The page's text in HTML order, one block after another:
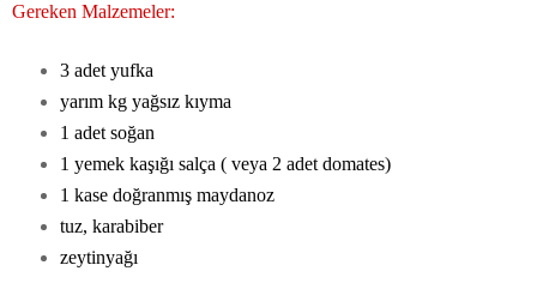
Gereken Malzemeler:
3 adet yufka
yarım kg yağsız kıyma
1 adet soğan
1 yemek kaşığı salça ( veya 2 adet domates)
1 kase doğranmış maydanoz
tuz, karabiber
zeytinyağı